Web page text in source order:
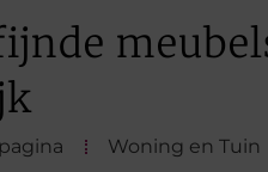
Woning en Tuin